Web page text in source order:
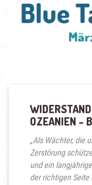
OZEANIEN –
„Als Wächter, die
Zerstörung
und ein
der richtigen Seite